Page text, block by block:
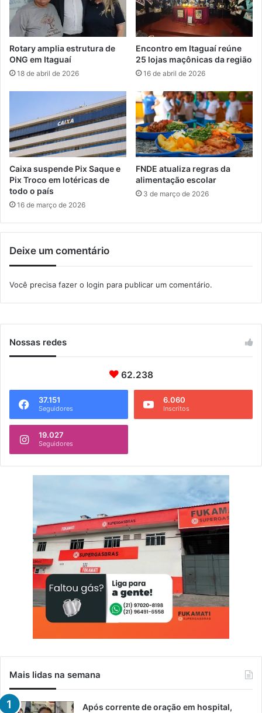
7
e
s
a
o
s
e
m
a
a
ç
a
m
S
e
r
o
p
é
i
a
Rotary amplia estrutura de
ONG em Itaguaí
18 de abril de 2026
Encontro em Itaguaí reúne
25 lojas maçônicas da região
16 de abril de 2026
Caixa suspende Pix Saque e
Pix Troco em lotéricas de
todo o país
16 de março de 2026
FNDE atualiza regras da
alimentação escolar
3 de março de 2026
Deixe um comentário
Você precisa fazer o login para publicar um comentário.
Nossas redes
62.238
37.151
Seguidores
6.060
Inscritos
19.027
Seguidores
Mais lidas na semana
Após corrente de oração em hospital,